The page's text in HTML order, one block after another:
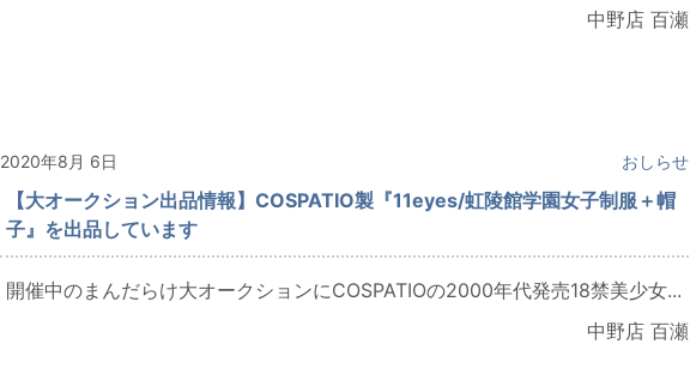
中野店 百瀬
2020年8月 6日 おしらせ
【大オークション出品情報】COSPATIO製『11eyes/虹陵館学園女子制服＋帽
子』を出品しています
開催中のまんだらけ大オークションにCOSPATIOの2000年代発売18禁美少女...
中野店 百瀬